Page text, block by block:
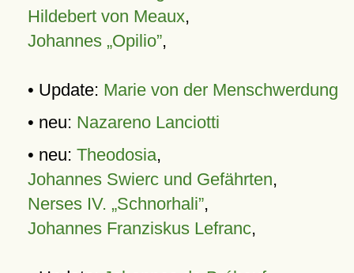
Hildebert von Meaux,
Johannes „Opilio”,
• Update: Marie von der Menschwerdung
• neu: Nazareno Lanciotti
• neu: Theodosia,
Johannes Swierc und Gefährten,
Nerses IV. „Schnorhali”,
Johannes Franziskus Lefranc,